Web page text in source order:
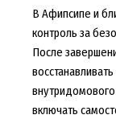
В Афипсипе и
контроль за
После
включать